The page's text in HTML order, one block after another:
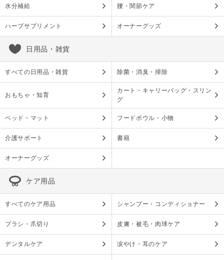
水分補給 腰・関節ケア
ハーブサプリメント オーナーグッズ
日用品・雑貨
すべての日用品・雑貨 除菌・消臭・掃除
おもちゃ・知育
カート・キャリーバッグ・スリン
グ
ベッド・マット フードボウル・小物
介護サポート 書籍
オーナーグッズ
ケア用品
すべてのケア用品 シャンプー・コンディショナー
ブラシ・爪切り 皮膚・被毛・肉球ケア
デンタルケア 涙やけ・耳のケア